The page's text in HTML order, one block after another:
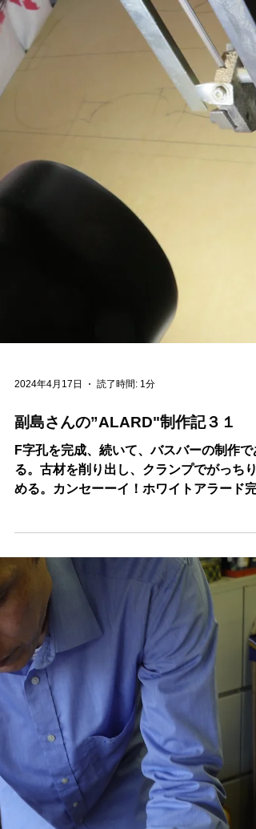
副島さんの”ALARD"制作記３１
F字孔を完成、続いて、バスバーの制作で
る。古材を削り出し、クランプでがっちり
める。カンセーーイ！ホワイトアラード完
のため、モールド内部のあんこを小バンド
ーで切り取る。うまくいった。来週はいよ
よ天板を張り付ける・・。そしてこの”ど
顔”となる。 どや顔”